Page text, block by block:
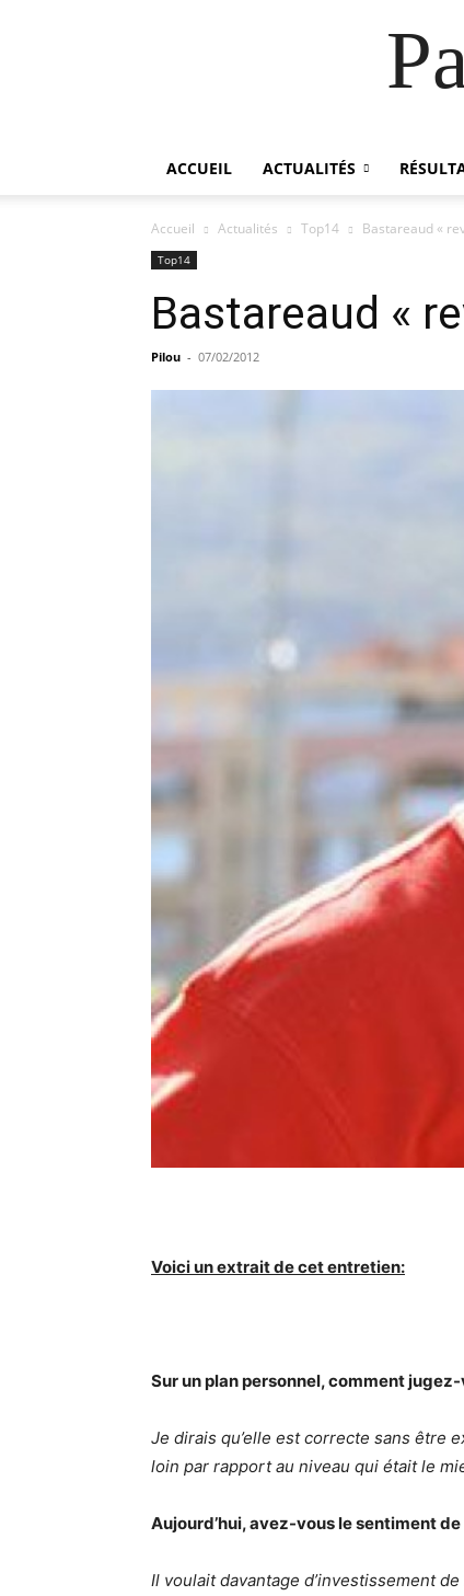
ACCUEIL ACTUALITÉS
Accueil Actualités Top14 Bastareaud «
Top14
Bastareaud «
Pilou - 07/02/2012
Voici un extrait de cet entretien:
Sur un plan personnel, comment
Je dirais qu’elle est correcte sans être
loin par rapport au niveau qui était le
Aujourd’hui, avez-vous le sentiment
Il voulait davantage d’investissement